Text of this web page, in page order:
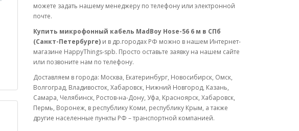
можете задать нашему менеджеру по телефону или электронной
почте.
Купить микрофонный кабель MadBoy Hose-56 6 м в СПб
(Санкт-Петербурге)и в др.городах РФ можно в нашем Интернет-
магазине HappyThings-spb. Просто оставьте заявку на нашем сайте
или позвоните нам по телефону.
Доставляем в города: Москва, Екатеринбург, Новосибирск, Омск,
Волгоград, Владивосток, Хабаровск, Нижний Новгород, Казань,
Самара, Челябинск, Ростов-на-Дону, Уфа, Красноярск, Хабаровск,
Пермь, Воронеж, в республику Коми, республику Крым, а также
другие населенные пункты РФ – транспортной компанией.